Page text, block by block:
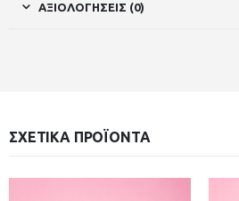
ΑΞΙΟΛΟΓΉΣΕΙΣ (0)
ΣΧΕΤΙΚΆ ΠΡΟΪΌΝΤΑ